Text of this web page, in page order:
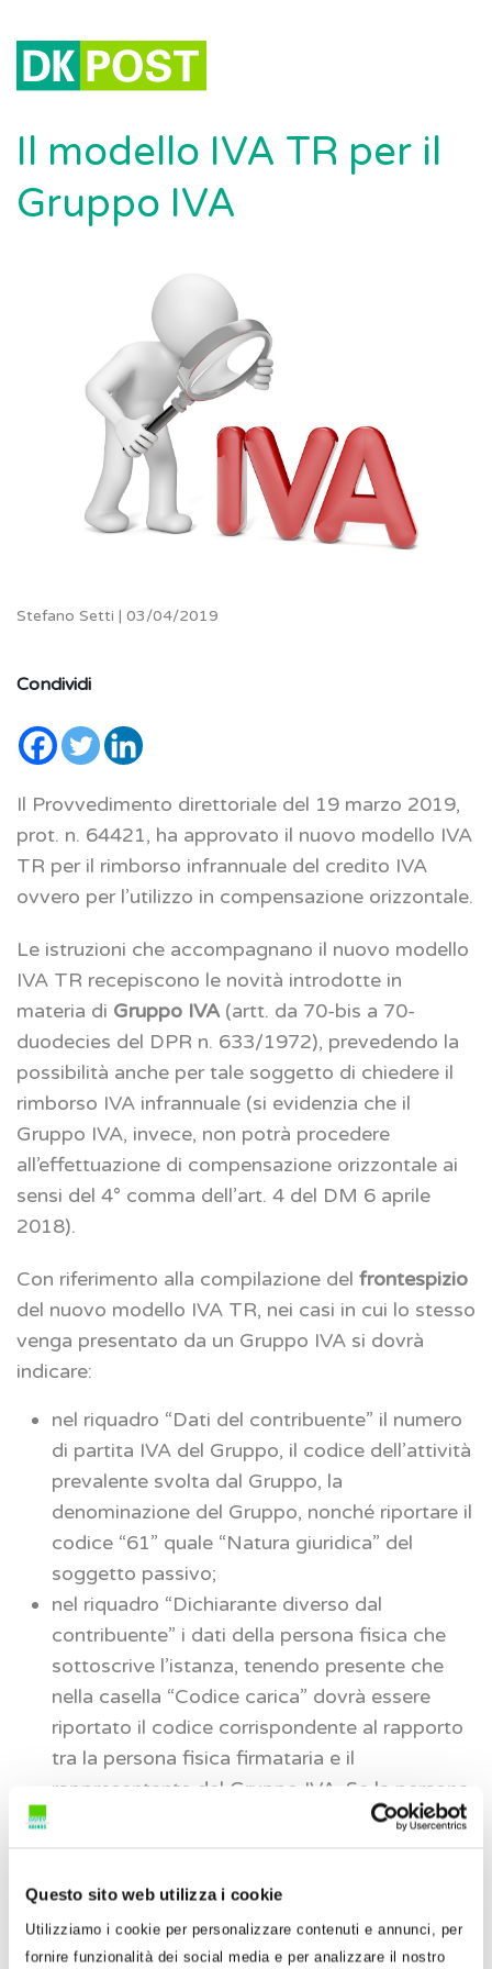
Questo sito web utilizza i cookie
Utilizziamo i cookie per personalizzare contenuti e annunci, per
fornire funzionalità dei social media e per analizzare il nostro
Il modello IVA TR per il
Gruppo IVA
Stefano Setti | 03/04/2019
Condividi
Il Provvedimento direttoriale del 19 marzo 2019,
prot. n. 64421, ha approvato il nuovo modello IVA
TR per il rimborso infrannuale del credito IVA
ovvero per l’utilizzo in compensazione orizzontale.
Le istruzioni che accompagnano il nuovo modello
IVA TR recepiscono le novità introdotte in
materia di Gruppo IVA (artt. da 70-bis a 70-
duodecies del DPR n. 633/1972), prevedendo la
possibilità anche per tale soggetto di chiedere il
rimborso IVA infrannuale (si evidenzia che il
Gruppo IVA, invece, non potrà procedere
all’effettuazione di compensazione orizzontale ai
sensi del 4° comma dell’art. 4 del DM 6 aprile
2018).
Con riferimento alla compilazione del frontespizio
del nuovo modello IVA TR, nei casi in cui lo stesso
venga presentato da un Gruppo IVA si dovrà
indicare:
nel riquadro “Dati del contribuente” il numero
di partita IVA del Gruppo, il codice dell’attività
prevalente svolta dal Gruppo, la
denominazione del Gruppo, nonché riportare il
codice “61” quale “Natura giuridica” del
soggetto passivo;
nel riquadro “Dichiarante diverso dal
contribuente” i dati della persona fisica che
sottoscrive l’istanza, tenendo presente che
nella casella “Codice carica” dovrà essere
riportato il codice corrispondente al rapporto
tra la persona fisica firmataria e il
rappresentante del Gruppo IVA. Se la persona
fisica che sottoscrive l’istanza coincide con il